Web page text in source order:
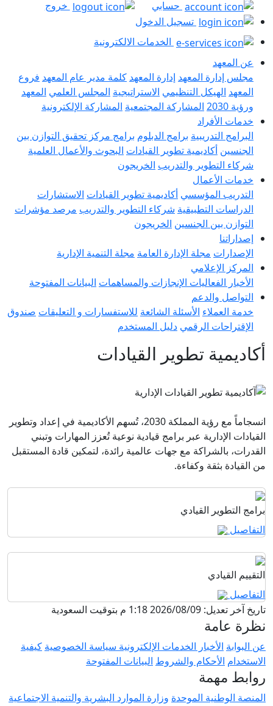
حسابي
خروج
تسجيل الدخول
الخدمات الالكترونية
المعهد إدارة المعهد كلمة مدير عام المعهدفروع
التنظيميالاستراتيجية المجلس العلميالمعهد
المشاركة المجتمعيةالمشاركة الإلكترونية
برامج الدبلوم برامج مركز تحقيق التوازن بين
أكاديمية تطوير القياداتالبحوث والأعمال العلمية
والتدريبالخريجون
المؤسسيأكاديمية تطوير القياداتالاستشارات
التطبيقيةشركاء التطوير والتدريبمرصد مؤشرات
الجنسين الخريجون
مجلة الإدارة العامة مجلة التنمية الإدارية
الإنجازات والمساهمات البيانات المفتوحة
والدعم
الأسئلة الشائعةللاستفسارات و التعليقاتصندوق
الرقميدليل المستخدم
تطوير القيادات
انسجاماً مع رؤية المملكة 2030، تُسهم الأكاديمية في إعداد وتطوير
عبر برامج قيادية نوعية تُعزز المهارات وتبني
مع جهات عالمية رائدة، لتمكين قادة المستقبل
وكفاءة.
القيادي
السعودية
الخدمات الإلكترونيةسياسة الخصوصيةكيفية
والشروطالبيانات المفتوحة
الموحدةوزارة الموارد البشرية والتنمية الاجتماعية